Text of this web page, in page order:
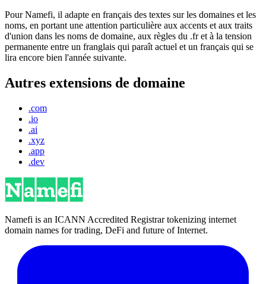
Pour Namefi, il adapte en français des textes sur les domaines et les
noms, en portant une attention particulière aux accents et aux traits
d'union dans les noms de domaine, aux règles du .fr et à la tension
permanente entre un franglais qui paraît actuel et un français qui se
lira encore bien l'année suivante.
Autres extensions de domaine
.com
.io
.ai
.xyz
.app
.dev
Namefi is an ICANN Accredited Registrar tokenizing internet
domain names for trading, DeFi and future of Internet.